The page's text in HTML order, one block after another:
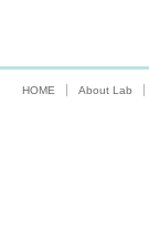
HOME About Lab